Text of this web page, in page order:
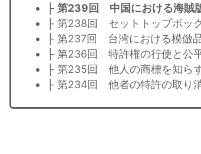
├ 第239回 中国における海賊
├ 第238回 セットトップボッ
├ 第237回 台湾における模倣
├ 第236回 特許権の行使と公
├ 第235回 他人の商標を知ら
├ 第234回 他者の特許の取り